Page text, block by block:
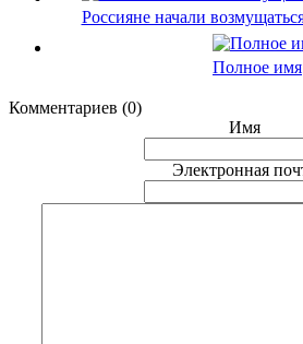
Россияне начали
Полное имя
Комментариев (0)
Имя
Электронная